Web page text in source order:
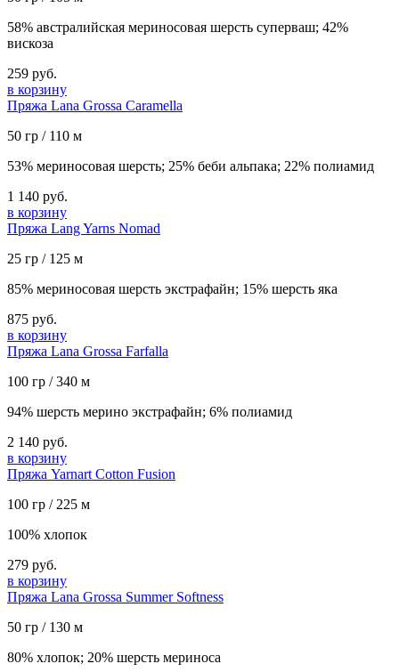
58% австралийская мериносовая шерсть суперваш; 42%
вискоза
259 руб.
в корзину
Пряжа Lana Grossa Caramella
50 гр / 110 м
53% мериносовая шерсть; 25% беби альпака; 22% полиамид
1 140 руб.
в корзину
Пряжа Lang Yarns Nomad
25 гр / 125 м
85% мериносовая шерсть экстрафайн; 15% шерсть яка
875 руб.
в корзину
Пряжа Lana Grossa Farfalla
100 гр / 340 м
94% шерсть мерино экстрафайн; 6% полиамид
2 140 руб.
в корзину
Пряжа Yarnart Cotton Fusion
100 гр / 225 м
100% хлопок
279 руб.
в корзину
Пряжа Lana Grossa Summer Softness
50 гр / 130 м
80% хлопок; 20% шерсть мериноса